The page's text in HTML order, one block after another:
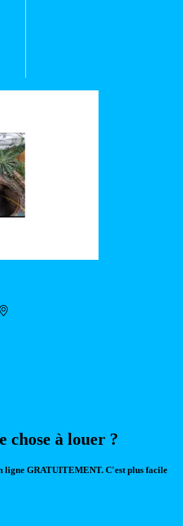
chose à louer ?
ligne GRATUITEMENT. C'est plus facile